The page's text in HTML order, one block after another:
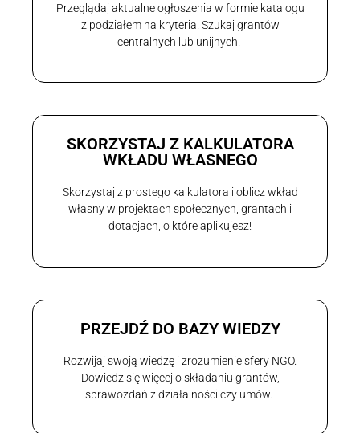
Przeglądaj aktualne ogłoszenia w formie katalogu
z podziałem na kryteria. Szukaj grantów
centralnych lub unijnych.
SKORZYSTAJ Z KALKULATORA
WKŁADU WŁASNEGO
Skorzystaj z prostego kalkulatora i oblicz wkład
własny w projektach społecznych, grantach i
dotacjach, o które aplikujesz!
PRZEJDŹ DO BAZY WIEDZY
Rozwijaj swoją wiedzę i zrozumienie sfery NGO.
Dowiedz się więcej o składaniu grantów,
sprawozdań z działalności czy umów.